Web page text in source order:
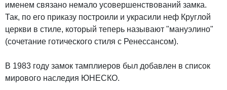
именем связано немало усовершенствований замка.
Так, по его приказу построили и украсили неф Круглой
церкви в стиле, который теперь называют "мануэлино"
(сочетание готического стиля с Ренессансом).
В 1983 году замок тамплиеров был добавлен в список
мирового наследия ЮНЕСКО.